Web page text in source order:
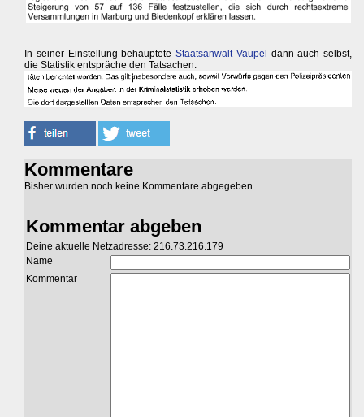
In seiner Einstellung behaupteteStaatsanwalt Vaupel dann auch selbst,
die Statistik entspräche den Tatsachen:
Kommentare
Bisher wurden noch keine Kommentare abgegeben.
Kommentar abgeben
Deine aktuelle Netzadresse: 216.73.216.179
Name
Kommentar